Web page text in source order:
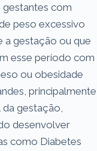
gestantes com
peso excessivo
a gestação ou que
esse período com
ou obesidade
principalmente
gestação,
desenvolver
como Diabetes